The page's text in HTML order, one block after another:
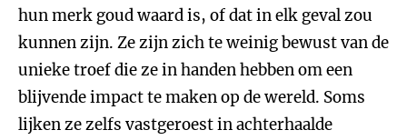
hun merk goud waard is, of dat in elk geval zou
kunnen zijn. Ze zijn zich te weinig bewust van de
unieke troef die ze in handen hebben om een
blijvende impact te maken op de wereld. Soms
lijken ze zelfs vastgeroest in achterhaalde